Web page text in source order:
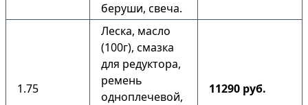
беруши, свеча.
1.75
Леска, масло
(100г), смазка
для редуктора,
ремень
одноплечевой,
11290 руб.